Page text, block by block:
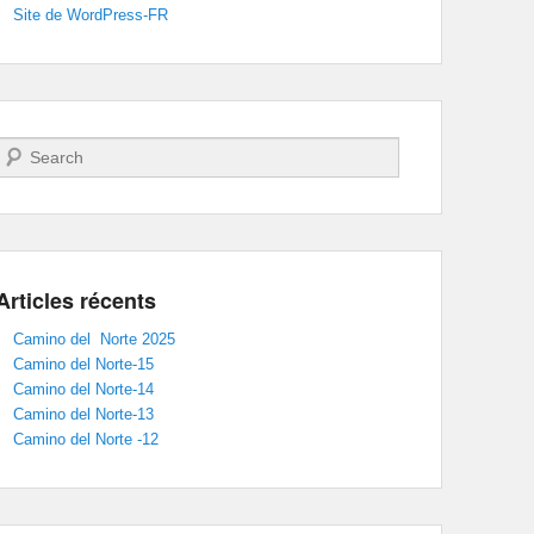
Site de WordPress-FR
récents
Camino del Norte 2025
Camino del Norte-15
Camino del Norte-14
Camino del Norte-13
Camino del Norte -12